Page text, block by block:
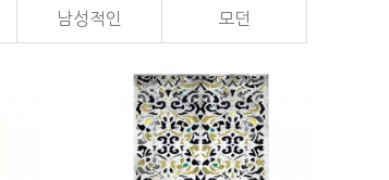
남성적인 모던